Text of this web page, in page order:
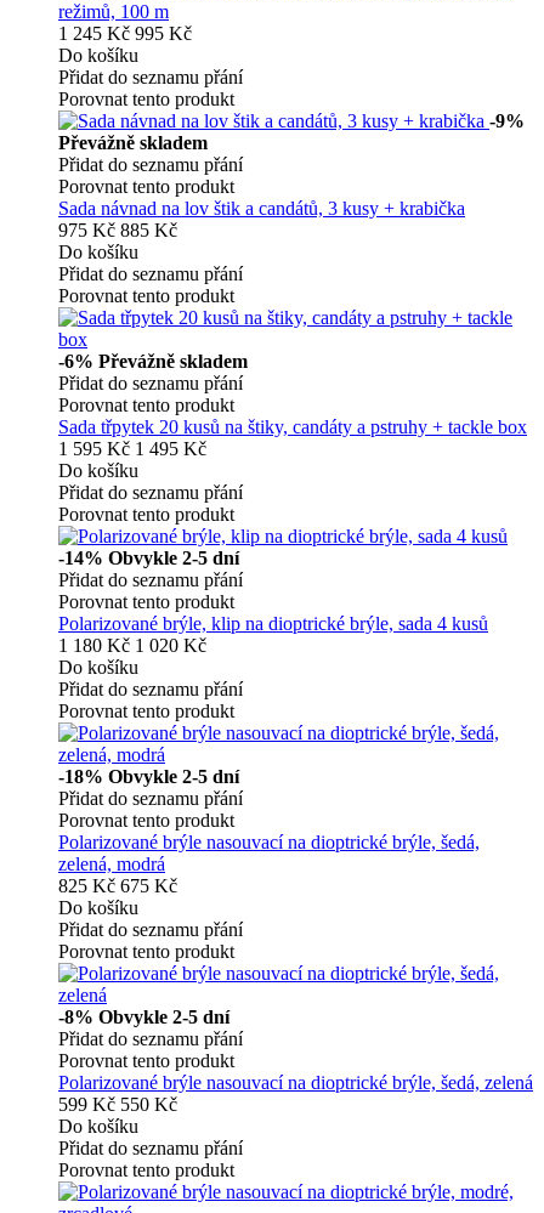
režimů, 100 m
1 245 Kč 995 Kč
Do košíku
Přidat do seznamu přání
Porovnat tento produkt
-9%
Převážně skladem
Přidat do seznamu přání
Porovnat tento produkt
Sada návnad na lov štik a candátů, 3 kusy + krabička
975 Kč 885 Kč
Do košíku
Přidat do seznamu přání
Porovnat tento produkt
-6% Převážně skladem
Přidat do seznamu přání
Porovnat tento produkt
Sada třpytek 20 kusů na štiky, candáty a pstruhy + tackle box
1 595 Kč 1 495 Kč
Do košíku
Přidat do seznamu přání
Porovnat tento produkt
-14% Obvykle 2-5 dní
Přidat do seznamu přání
Porovnat tento produkt
Polarizované brýle, klip na dioptrické brýle, sada 4 kusů
1 180 Kč 1 020 Kč
Do košíku
Přidat do seznamu přání
Porovnat tento produkt
-18% Obvykle 2-5 dní
Přidat do seznamu přání
Porovnat tento produkt
Polarizované brýle nasouvací na dioptrické brýle, šedá,
zelená, modrá
825 Kč 675 Kč
Do košíku
Přidat do seznamu přání
Porovnat tento produkt
-8% Obvykle 2-5 dní
Přidat do seznamu přání
Porovnat tento produkt
Polarizované brýle nasouvací na dioptrické brýle, šedá, zelená
599 Kč 550 Kč
Do košíku
Přidat do seznamu přání
Porovnat tento produkt